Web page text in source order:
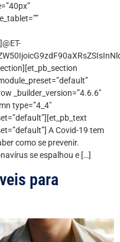
_builder_version=”4.6.6″
type=”4_4″
A Covid-19 tem
como se prevenir.
se espalhou e […]
para